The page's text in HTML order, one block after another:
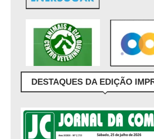
DESTAQUES DA EDIÇÃO